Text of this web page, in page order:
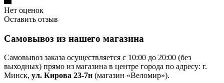
Нет оценок
Оставить отзыв
Самовывоз из нашего магазина
Самовывоз заказа осуществляется с 10:00 до 20:00 (без
выходных) прямо из магазина в центре города по адресу: г.
Минск, ул. Кирова 23-7н (магазин «Веломир»).